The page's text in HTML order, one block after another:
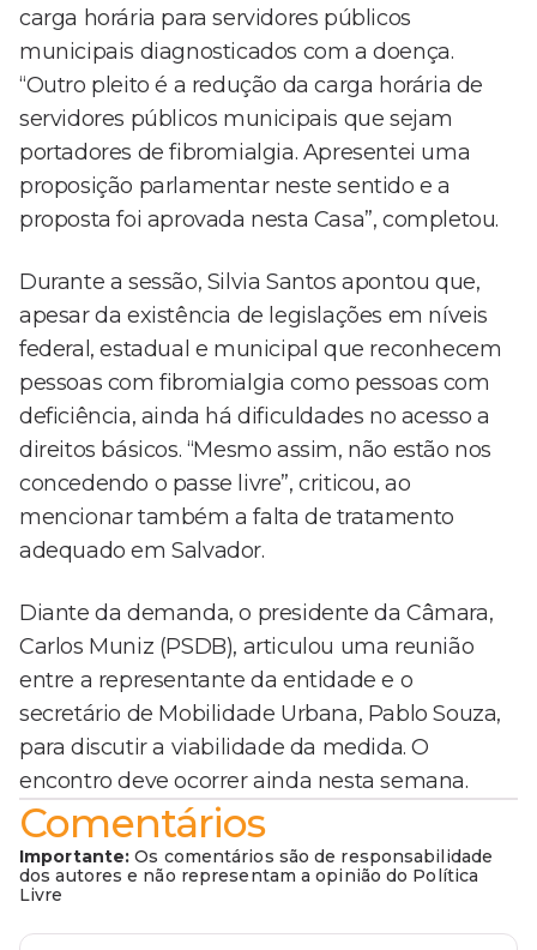
carga horária para servidores públicos
municipais diagnosticados com a doença.
“Outro pleito é a redução da carga horária de
servidores públicos municipais que sejam
portadores de fibromialgia. Apresentei uma
proposição parlamentar neste sentido e a
proposta foi aprovada nesta Casa”, completou.
Durante a sessão, Silvia Santos apontou que,
apesar da existência de legislações em níveis
federal, estadual e municipal que reconhecem
pessoas com fibromialgia como pessoas com
deficiência, ainda há dificuldades no acesso a
direitos básicos. “Mesmo assim, não estão nos
concedendo o passe livre”, criticou, ao
mencionar também a falta de tratamento
adequado em Salvador.
Diante da demanda, o presidente da Câmara,
Carlos Muniz (PSDB), articulou uma reunião
entre a representante da entidade e o
secretário de Mobilidade Urbana, Pablo Souza,
para discutir a viabilidade da medida. O
encontro deve ocorrer ainda nesta semana.
Comentários
Importante: Os comentários são de responsabilidade
dos autores e não representam a opinião do Política
Livre